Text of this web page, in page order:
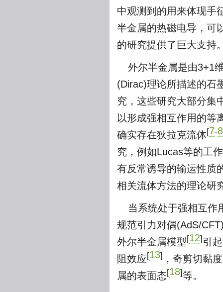
中观测到的用来体现手
半金属的热磁电导，可
的研究提供了巨大支持
外尔半金属是由3+1
(Dirac)理论所描述的石
究，这些研究大部分集
以形成强相互作用的等
确实存在狄拉克流体[7-8
究，例如Lucas等的工作
有反常诱导的输运性质
相关流体方法的理论研
当系统处于强相互作
规范引力对偶(AdS/
外尔半金属模型 [12] 引
阻效应[13] ，奇剪切黏度
属的表面态[18]等。